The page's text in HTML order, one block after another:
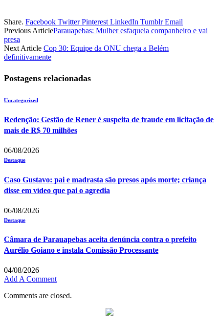
Share. Facebook Twitter Pinterest LinkedIn Tumblr Email
Previous ArticleParauapebas: Mulher esfaqueia companheiro e vai
presa
Next Article Cop 30: Equipe da ONU chega a Belém
definitivamente
Postagens relacionadas
Uncategorized
Redenção: Gestão de Rener é suspeita de fraude em licitação de
mais de R$ 70 milhões
06/08/2026
Destaque
Caso Gustavo: pai e madrasta são presos após morte; criança
disse em vídeo que pai o agredia
06/08/2026
Destaque
Câmara de Parauapebas aceita denúncia contra o prefeito
Aurélio Goiano e instala Comissão Processante
04/08/2026
Add A Comment
Comments are closed.